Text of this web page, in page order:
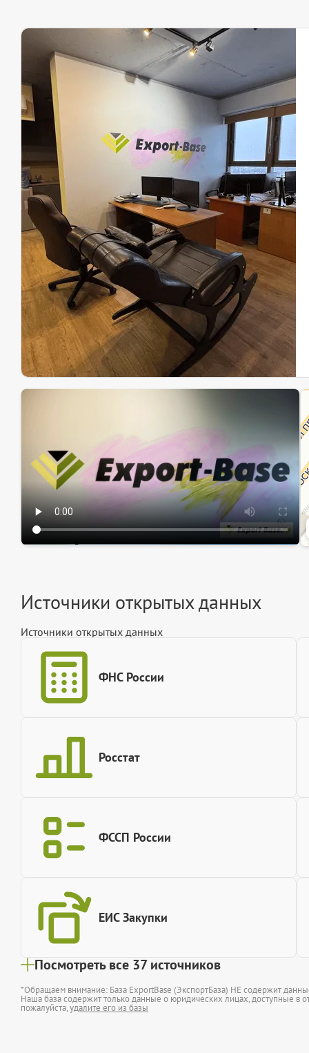
Источники открытых данных
Источники открытых данных
ФНС России
Росстат
ФССП России
ЕИС Закупки
Посмотреть все 37 источников
*Обращаем внимание: База ExportBase (ЭкспортБаза) НЕ содержит
Наша база содержит только данные о юридических лицах, доступные в
пожалуйста,удалите его из базы